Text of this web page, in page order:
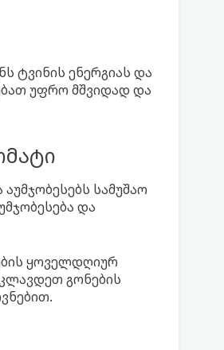
ტვინის ენერგიას და
უფრო მშვიდად და
სამუშაო
და
ყოველდღიურ
გონების